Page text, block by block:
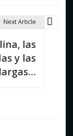
Next Article
las
y las